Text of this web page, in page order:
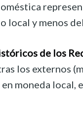
local y menos
de los
los externos
moneda